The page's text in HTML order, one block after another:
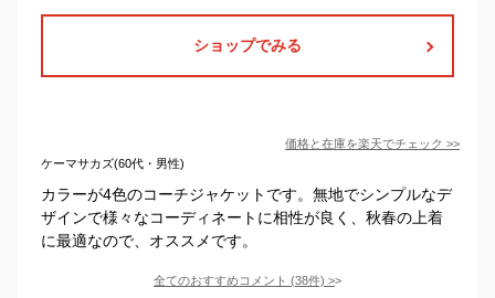
ショップでみる
価格と在庫を楽天でチェック >>
ケーマサカズ(60代・男性)
カラーが4色のコーチジャケットです。無地でシンプルなデ
ザインで様々なコーディネートに相性が良く、秋春の上着
に最適なので、オススメです。
全てのおすすめコメント (38件) >